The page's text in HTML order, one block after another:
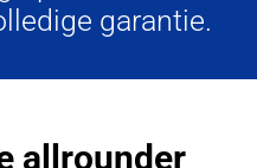
garantie.
allrounder